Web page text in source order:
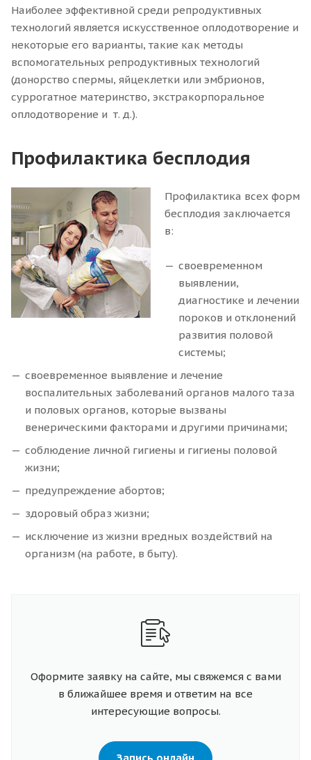
Наиболее эффективной среди репродуктивных
технологий является искусственное оплодотворение и
некоторые его варианты, такие как методы
вспомогательных репродуктивных технологий
(донорство спермы, яйцеклетки или эмбрионов,
суррогатное материнство, экстракорпоральное
оплодотворение и т. д.).
Профилактика бесплодия
Профилактика всех форм
бесплодия заключается
в:
своевременном
выявлении,
диагностике и лечении
пороков и отклонений
развития половой
системы;
своевременное выявление и лечение
воспалительных заболеваний органов малого таза
и половых органов, которые вызваны
венерическими факторами и другими причинами;
соблюдение личной гигиены и гигиены половой
жизни;
предупреждение абортов;
здоровый образ жизни;
исключение из жизни вредных воздействий на
организм (на работе, в быту).
Оформите заявку на сайте, мы свяжемся с вами
в ближайшее время и ответим на все
интересующие вопросы.
Запись онлайн